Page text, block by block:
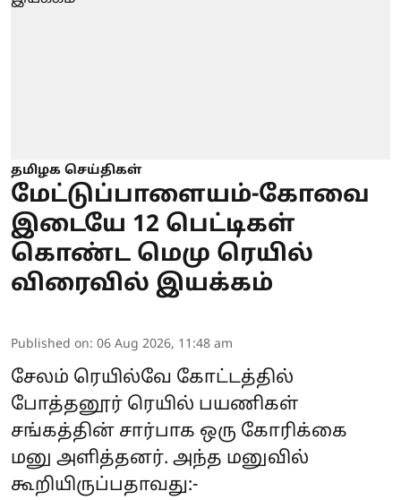
தமிழக செய்திகள்
மேட்டுப்பாளையம்-கோவை
இடையே 12 பெட்டிகள்
கொண்ட மெமு ரெயில்
விரைவில் இயக்கம்
Published on: 06 Aug 2026, 11:48 am
சேலம் ரெயில்வே கோட்டத்தில்
போத்தனூர் ரெயில் பயணிகள்
சங்கத்தின் சார்பாக ஒரு கோரிக்கை
மனு அளித்தனர். அந்த மனுவில்
கூறியிருப்பதாவது:-